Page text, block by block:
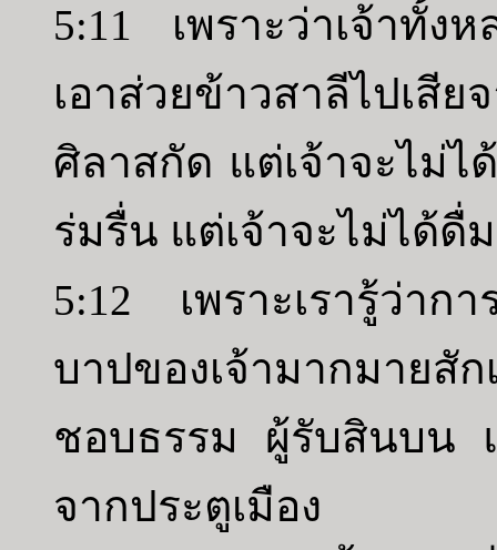
5:11 เพราะว่าเจ้าทั้ง
เอาส่วยข้าวสาลีไปเสี
ศิลาสกัด แต่เจ้าจะไม่
ร่มรื่น แต่เจ้าจะไม่ได้
5:12 เพราะเรารู้ว่าก
บาปของเจ้ามากมายสั
ชอบธรรม ผู้รับสินบน
จากประตูเมือง